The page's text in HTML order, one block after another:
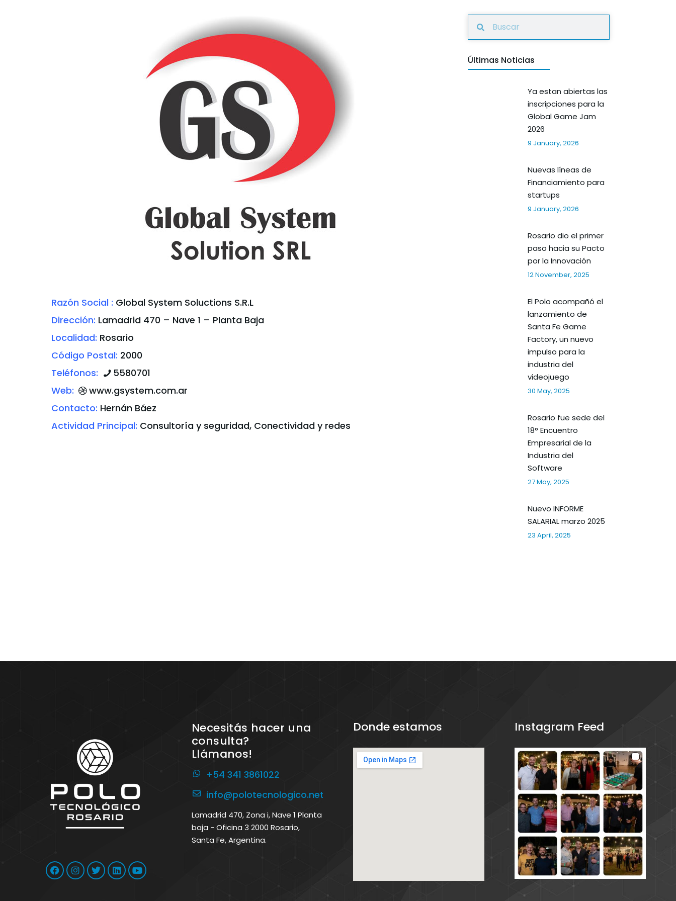
Razón Social : Global System Soluctions S.R.L
Dirección: Lamadrid 470 – Nave 1 – Planta Baja
Localidad: Rosario
Código Postal: 2000
Teléfonos:
5580701
Web:
www.gsystem.com.ar
Contacto: Hernán Báez
Actividad Principal: Consultoría y seguridad, Conectividad y redes
Últimas Noticias
Ya estan abiertas las
inscripciones para la
Global Game Jam
2026
9 January, 2026
Nuevas líneas de
Financiamiento para
startups
9 January, 2026
Rosario dio el primer
paso hacia su Pacto
por la Innovación
12 November, 2025
El Polo acompañó el
lanzamiento de
Santa Fe Game
Factory, un nuevo
impulso para la
industria del
videojuego
30 May, 2025
Rosario fue sede del
18° Encuentro
Empresarial de la
Industria del
Software
27 May, 2025
Nuevo INFORME
SALARIAL marzo 2025
23 April, 2025
Necesitás hacer una
consulta?
Llámanos!
+54 341 3861022
info@polotecnologico.net
Lamadrid 470, Zona i, Nave 1 Planta
baja - Oficina 3 2000 Rosario,
Santa Fe, Argentina.
Donde estamos Instagram Feed